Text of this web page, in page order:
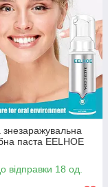
паста EELHOE
відправки 18 од.